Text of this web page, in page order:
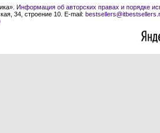
Информация об авторских правах и порядке
34, строение 10. E-mail: